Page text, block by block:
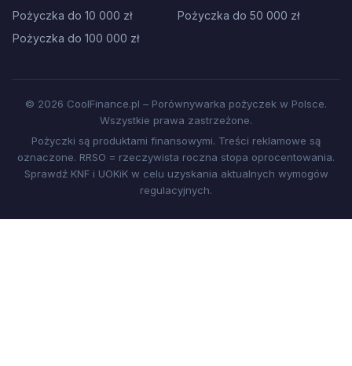
Pożyczka do 10 000 zł
Pożyczka do 50 000 zł
Pożyczka do 100 000 zł
© 2026 CoolFinance.pl – Porównywarka pożyczek w Polsce.
Wszystkie prawa zastrzeżone.
Pożyczki są produktami finansowymi. Treści reklamowe są
oznaczone. RRSO = rzeczywista roczna stopa oprocentowania.
Sprawdź KNF i UOKiK w celu uzyskania aktualnych wymogów
regulacyjnych.